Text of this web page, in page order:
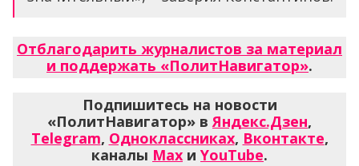
Отблагодарить журналистов за материал
и поддержать «ПолитНавигатор».
Подпишитесь на новости
«ПолитНавигатор» вЯндекс.Дзен,
Telegram, Одноклассниках, Вконтакте,
каналы Max и YouTube.